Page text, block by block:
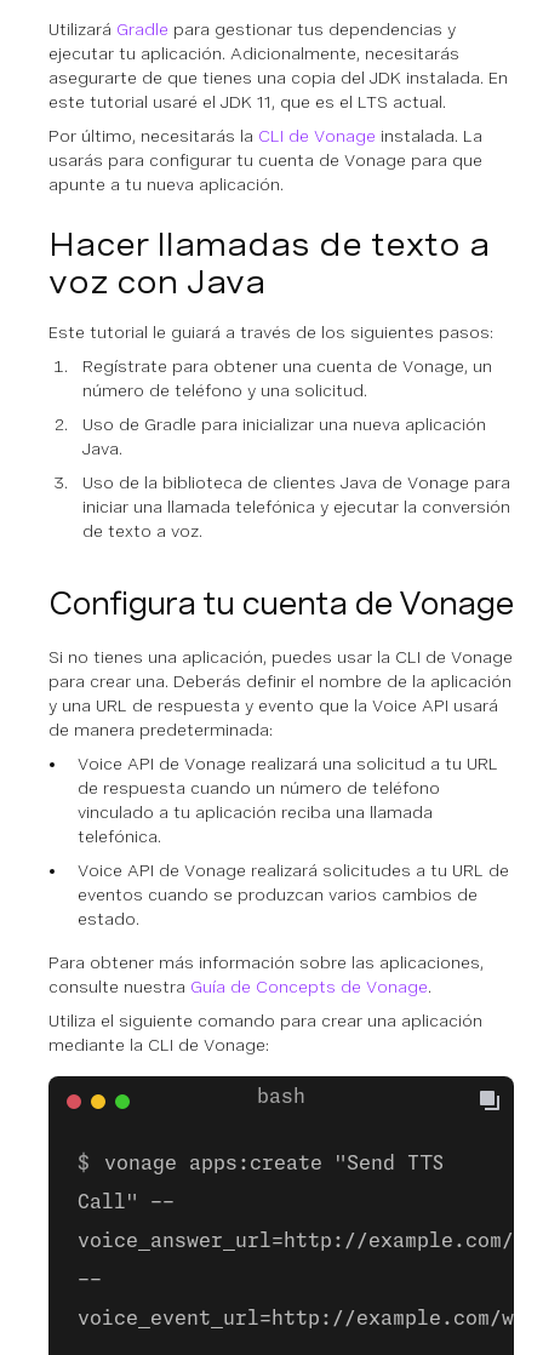
Utilizará Gradle para gestionar tus dependencias y
ejecutar tu aplicación. Adicionalmente, necesitarás
asegurarte de que tienes una copia del JDK instalada. En
este tutorial usaré el JDK 11, que es el LTS actual.
Por último, necesitarás la CLI de Vonage instalada. La
usarás para configurar tu cuenta de Vonage para que
apunte a tu nueva aplicación.
Hacer llamadas de texto a
voz con Java
Este tutorial le guiará a través de los siguientes pasos:
Regístrate para obtener una cuenta de Vonage, un
número de teléfono y una solicitud.
Uso de Gradle para inicializar una nueva aplicación
Java.
Uso de la biblioteca de clientes Java de Vonage para
iniciar una llamada telefónica y ejecutar la conversión
de texto a voz.
Configura tu cuenta de Vonage
Si no tienes una aplicación, puedes usar la CLI de Vonage
para crear una. Deberás definir el nombre de la aplicación
y una URL de respuesta y evento que la Voice API usará
de manera predeterminada:
Voice API de Vonage realizará una solicitud a tu URL
de respuesta cuando un número de teléfono
vinculado a tu aplicación reciba una llamada
telefónica.
Voice API de Vonage realizará solicitudes a tu URL de
eventos cuando se produzcan varios cambios de
estado.
Para obtener más información sobre las aplicaciones,
consulte nuestra Guía de Concepts de Vonage.
Utiliza el siguiente comando para crear una aplicación
mediante la CLI de Vonage:
vonage apps:create "Send TTS
Call" --
voice_answer_url=http://example.com/
--
voice_event_url=http://example.com/